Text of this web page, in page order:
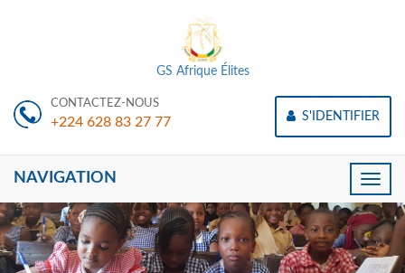
GS Afrique Élites
CONTACTEZ-NOUS
+224 628 83 27 77 S'IDENTIFIER
Toggle
NAVIGATION